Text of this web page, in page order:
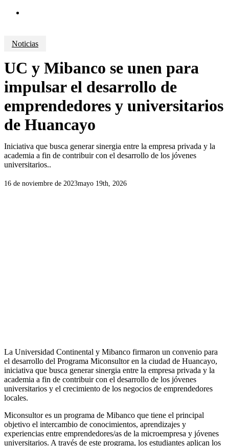
Noticias
UC y Mibanco se unen para
impulsar el desarrollo de
emprendedores y universitarios
de Huancayo
Iniciativa que busca generar sinergia entre la empresa privada y la
academia a fin de contribuir con el desarrollo de los jóvenes
universitarios..
16 de noviembre de 2023mayo 19th, 2026
La Universidad Continental y Mibanco firmaron un convenio para
el desarrollo del Programa Miconsultor en la ciudad de Huancayo,
iniciativa que busca generar sinergia entre la empresa privada y la
academia a fin de contribuir con el desarrollo de los jóvenes
universitarios y el crecimiento de los negocios de emprendedores
locales.
Miconsultor es un programa de Mibanco que tiene el principal
objetivo el intercambio de conocimientos, aprendizajes y
experiencias entre emprendedores/as de la microempresa y jóvenes
universitarios. A través de este programa, los estudiantes aplican los